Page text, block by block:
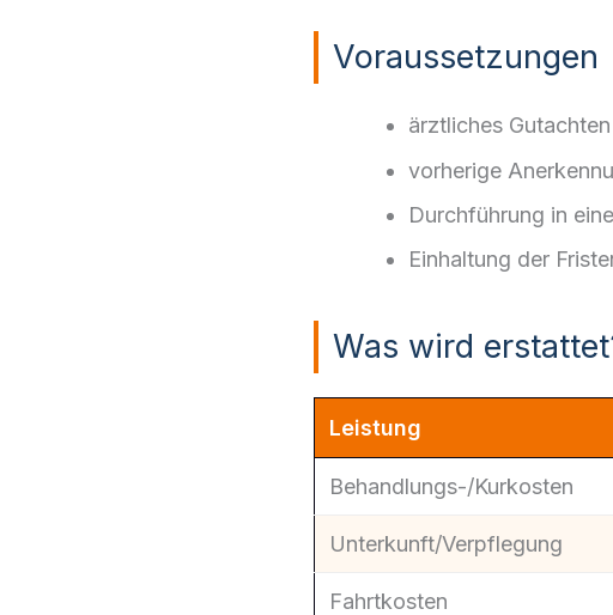
Voraussetzungen
ärztliches
vorherige
Durchführung in
Einhaltung der
Was wird
Leistung
Behandlungs-/Kurkosten
Unterkunft/Verpflegung
Fahrtkosten